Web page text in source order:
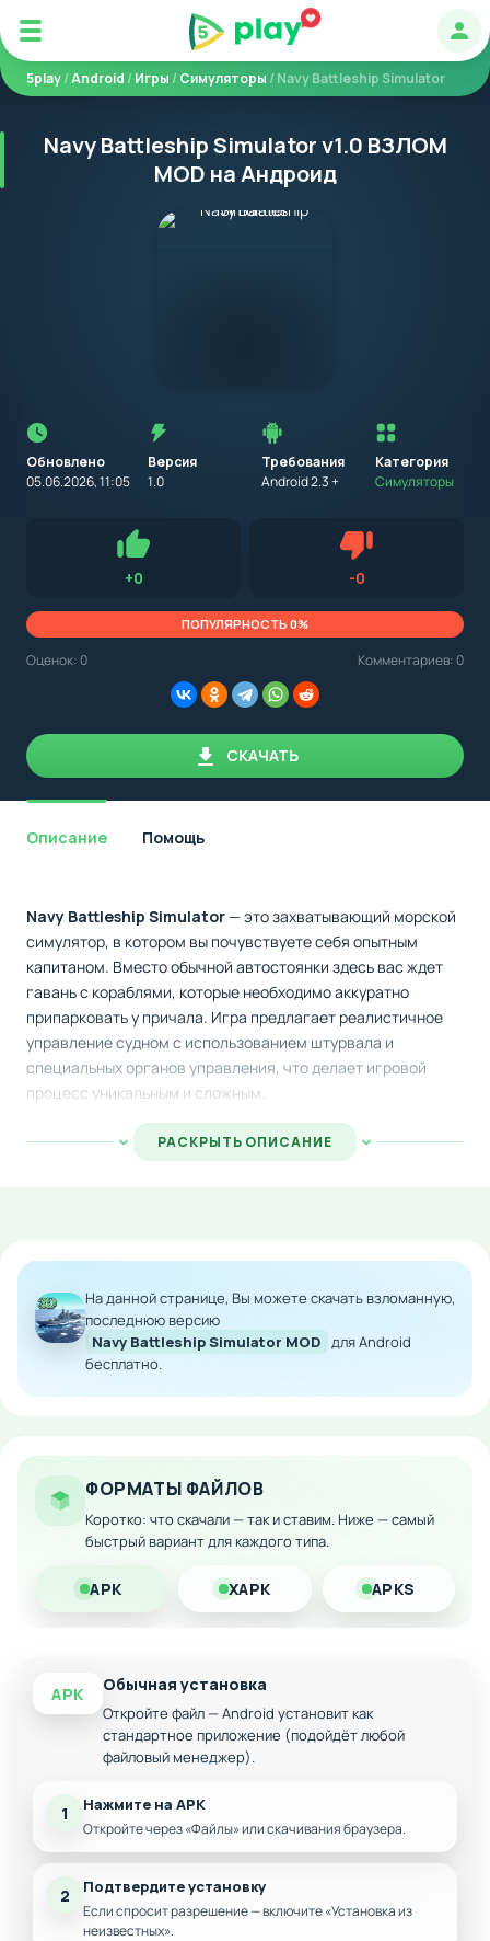
5play/Android /Игры /Симуляторы / Navy Battleship Simulator
Navy Battleship Simulator v1.0 ВЗЛОМ
MOD на Андроид
Обновлено
05.06.2026, 11:05
Версия
1.0
Требования
Android 2.3 +
установкой
приложения
на
устройство
с
указываем
минимальные
необходимые
Категория
Симуляторы
обращать внимание на установленную версию Android
OS. Мы указываем минимально необходимую версию для
+0Нравится -0Не нравится
ПОПУЛЯРНОСТЬ 0%
Оценок: 0 Комментариев: 0
СКАЧАТЬ
Описание Помощь
Navy Battleship Simulator— это захватывающий морской
симулятор, в котором вы почувствуете себя опытным
капитаном. Вместо обычной автостоянки здесь вас ждет
гавань с кораблями, которые необходимо аккуратно
припарковать у причала. Игра предлагает реалистичное
управление судном с использованием штурвала и
специальных органов управления, что делает игровой
процесс уникальным и сложным.
Управление морским транспортом значительно
отличается от управления автомобилем, поэтому каждый
Качественная графика и детальная физическая модель
погружения в морскую стихию.
Особенности мода:
Режим бога — полная защита от столкновений и
Отключение ограничений по здоровью корабля
Свободное передвижение без штрафов
Скачайте Navy Battleship Simulator прямо на свой Андроид-
устройство и начните захватывающее морское
приключение уже сегодня!
РАСКРЫТЬ ОПИСАНИЕ
На данной странице, Вы можете скачать взломанную,
последнюю версию
Navy Battleship Simulator MOD для Android
бесплатно.
ФОРМАТЫ ФАЙЛОВ
Коротко: что скачали — так и ставим. Ниже — самый
быстрый вариант для каждого типа.
APK XAPK APKS
APK Обычная установка
Откройте файл — Android установит как
стандартное приложение (подойдёт любой
файловый менеджер).
1 Нажмите на APK
Откройте через «Файлы» или скачивания браузера.
2 Подтвердите установку
Если спросит разрешение — включите «Установка из
неизвестных».